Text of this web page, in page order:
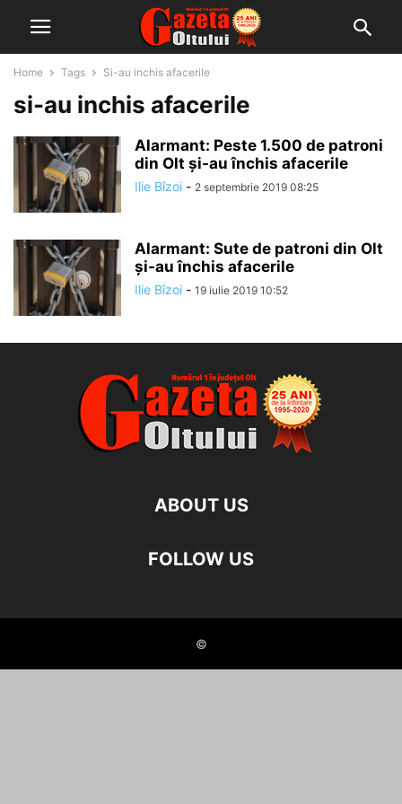
Home Tags Si-au inchis afacerile
si-au inchis afacerile
Alarmant: Peste 1.500 de patroni
din Olt și-au închis afacerile
Ilie Bîzoi - 2 septembrie 2019 08:25
Alarmant: Sute de patroni din Olt
și-au închis afacerile
Ilie Bîzoi - 19 iulie 2019 10:52
ABOUT US
FOLLOW US
©